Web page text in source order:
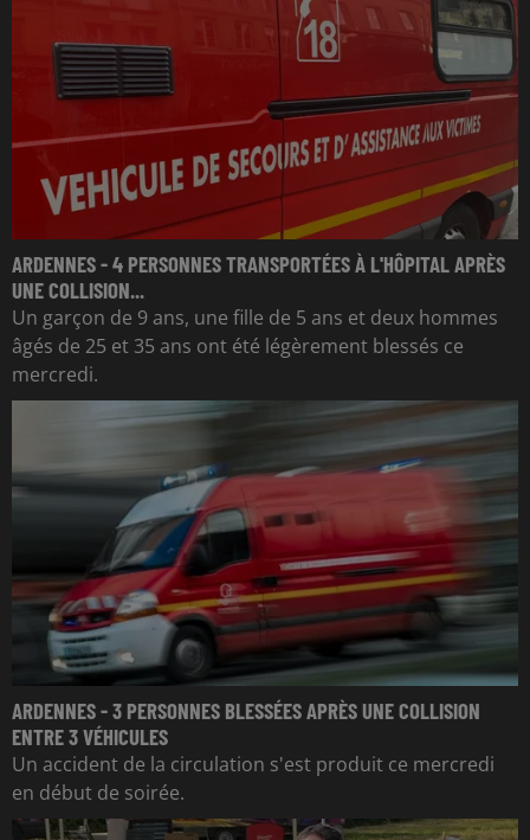
ARDENNES - 4 PERSONNES TRANSPORTÉES À L'HÔPITAL APRÈS
UNE COLLISION...
Un garçon de 9 ans, une fille de 5 ans et deux hommes
âgés de 25 et 35 ans ont été légèrement blessés ce
mercredi.
ARDENNES - 3 PERSONNES BLESSÉES APRÈS UNE COLLISION
ENTRE 3 VÉHICULES
Un accident de la circulation s'est produit ce mercredi
en début de soirée.